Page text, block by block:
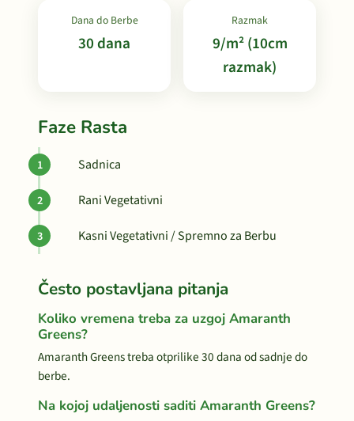
Dana do Berbe
30 dana
Razmak
9/m² (10cm
razmak)
Faze Rasta
Sadnica
Rani Vegetativni
Kasni Vegetativni / Spremno za Berbu
Često postavljana pitanja
Koliko vremena treba za uzgoj Amaranth
Greens?
Amaranth Greens treba otprilike 30 dana od sadnje do
berbe.
Na kojoj udaljenosti saditi Amaranth Greens?